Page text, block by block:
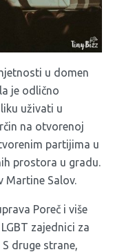
u domen
je odlično
uživati u
na otvorenoj
partijima u
prostora u gradu.
Martine Salov.
Poreč i više
zajednici za
druge strane,